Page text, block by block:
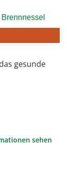
Brennnessel
gesunde
sehen